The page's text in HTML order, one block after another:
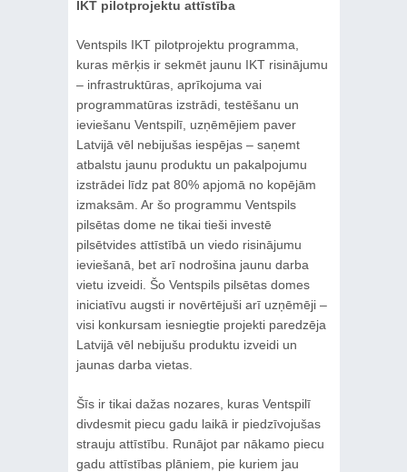
IKT pilotprojektu attīstība
Ventspils IKT pilotprojektu programma,
kuras mērķis ir sekmēt jaunu IKT risinājumu
– infrastruktūras, aprīkojuma vai
programmatūras izstrādi, testēšanu un
ieviešanu Ventspilī, uzņēmējiem paver
Latvijā vēl nebijušas iespējas – saņemt
atbalstu jaunu produktu un pakalpojumu
izstrādei līdz pat 80% apjomā no kopējām
izmaksām. Ar šo programmu Ventspils
pilsētas dome ne tikai tieši investē
pilsētvides attīstībā un viedo risinājumu
ieviešanā, bet arī nodrošina jaunu darba
vietu izveidi. Šo Ventspils pilsētas domes
iniciatīvu augsti ir novērtējuši arī uzņēmēji –
visi konkursam iesniegtie projekti paredzēja
Latvijā vēl nebijušu produktu izveidi un
jaunas darba vietas.
Šīs ir tikai dažas nozares, kuras Ventspilī
divdesmit piecu gadu laikā ir piedzīvojušas
strauju attīstību. Runājot par nākamo piecu
gadu attīstības plāniem, pie kuriem jau